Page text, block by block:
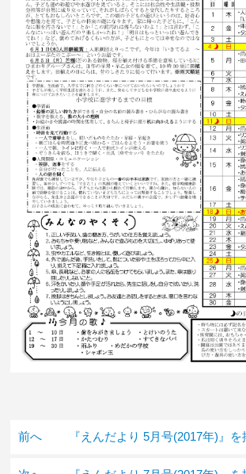
前へ 『えんだより 5月号(2017年)』を